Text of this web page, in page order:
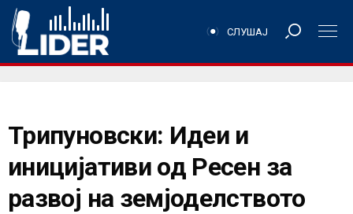
СЛУШАЈ
Трипуновски: Идеи и
иницијативи од Ресен за
развој на земјоделството